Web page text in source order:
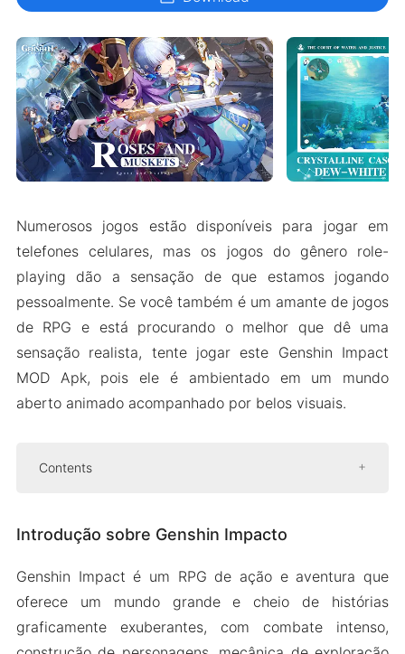
Numerosos jogos estão disponíveis para jogar em
telefones celulares, mas os jogos do gênero role-
playing dão a sensação de que estamos jogando
pessoalmente. Se você também é um amante de jogos
de RPG e está procurando o melhor que dê uma
sensação realista, tente jogar este Genshin Impact
MOD Apk, pois ele é ambientado em um mundo
aberto animado acompanhado por belos visuais.
Contents
Jogue com personagens únicos
Jogue eventos especiais
Colete itens incríveis
Introdução sobre Genshin Impacto
Genshin Impact é um RPG de ação e aventura que
oferece um mundo grande e cheio de histórias
graficamente exuberantes, com combate intenso,